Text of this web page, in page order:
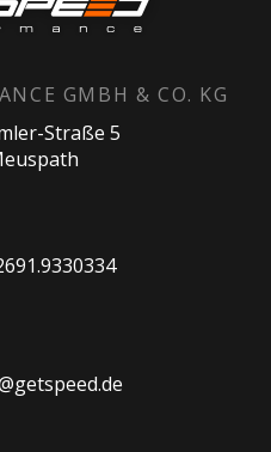
GMBH & CO. KG
Straße 5